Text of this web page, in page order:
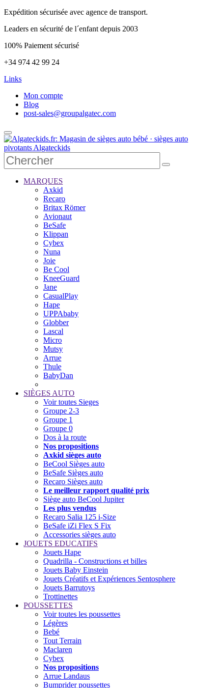
Expédition sécurisée avec agence de transport.
Leaders en sécurité de l´enfant depuis 2003
100% Paiement sécurisé
+34 974 42 99 24
Links
Mon compte
Blog
post-sales@groupalgatec.com
MARQUES
Axkid
Recaro
Britax Römer
Avionaut
BeSafe
Klippan
Cybex
Nuna
Joie
Be Cool
KneeGuard
Jane
CasualPlay
Hape
UPPAbaby
Globber
Lascal
Micro
Mutsy
Arrue
Thule
BabyDan
SIÈGES AUTO
Voir toutes Sieges
Groupe 2-3
Groupe 1
Groupe 0
Dos à la route
Nos propositions
Axkid sièges auto
BeCool Sièges auto
BeSafe Sièges auto
Recaro Sièges auto
Le meilleur rapport qualité prix
Siège auto BeCool Jupiter
Les plus vendus
Recaro Salia 125 i-Size
BeSafe iZi Flex S Fix
Accessories sièges auto
JOUETS EDUCATIFS
Jouets Hape
Quadrilla - Constructions et billes
Jouets Baby Einstein
Jouets Créatifs et Expériences Sentosphere
Jouets Barrutoys
Trottinettes
POUSSETTES
Voir toutes les poussettes
Légères
Bebé
Tout Terrain
Maclaren
Cybex
Nos propositions
Arrue Landaus
Bumprider poussettes